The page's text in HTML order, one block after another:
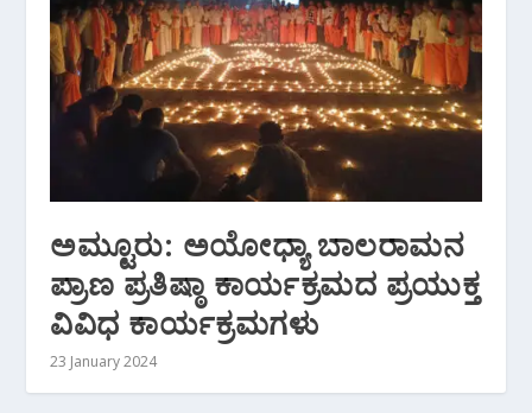
ಅಮ್ಟೂರು: ಅಯೋಧ್ಯಾ ಬಾಲರಾಮನ
ಪ್ರಾಣ ಪ್ರತಿಷ್ಠಾ ಕಾರ್ಯಕ್ರಮದ ಪ್ರಯುಕ್ತ
ವಿವಿಧ ಕಾರ್ಯಕ್ರಮಗಳು
23 January 2024